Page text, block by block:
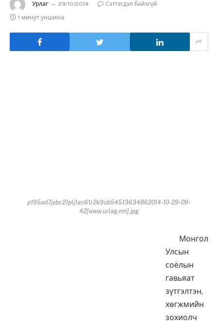
Урлаг 29/10/2014
Сэтгэгдэл байхгүй
1 минут уншина
p195ad7jsbc21plj1ac61r2k9ub54513634862014-10-29-09-
42[www.urlag.mn].jpg
Монгол
Улсын
соёлын
гавьяат
зүтгэлтэн,
хөгжмийн
зохиолч